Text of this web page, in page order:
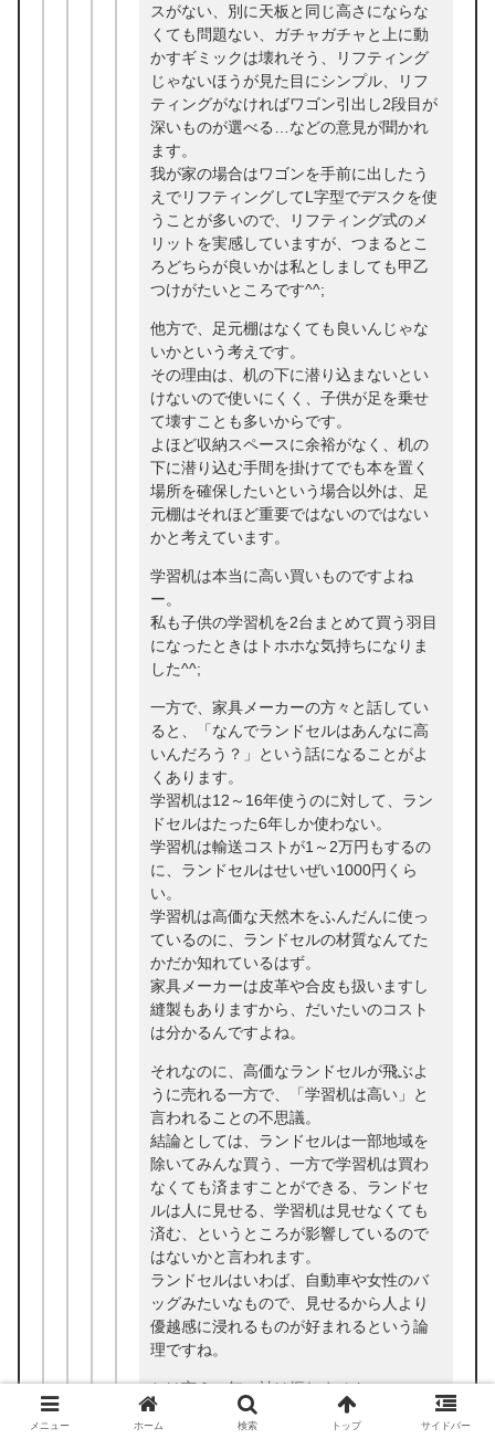
スがない、別に天板と同じ高さにならな
くても問題ない、ガチャガチャと上に動
かすギミックは壊れそう、リフティング
じゃないほうが見た目にシンプル、リフ
ティングがなければワゴン引出し2段目が
深いものが選べる…などの意見が聞かれ
ます。
我が家の場合はワゴンを手前に出したう
えでリフティングしてL字型でデスクを使
うことが多いので、リフティング式のメ
リットを実感していますが、つまるとこ
ろどちらが良いかは私としましても甲乙
つけがたいところです^^;
他方で、足元棚はなくても良いんじゃな
いかという考えです。
その理由は、机の下に潜り込まないとい
けないので使いにくく、子供が足を乗せ
て壊すことも多いからです。
よほど収納スペースに余裕がなく、机の
下に潜り込む手間を掛けてでも本を置く
場所を確保したいという場合以外は、足
元棚はそれほど重要ではないのではない
かと考えています。
学習机は本当に高い買いものですよね
ー。
私も子供の学習机を2台まとめて買う羽目
になったときはトホホな気持ちになりま
した^^;
一方で、家具メーカーの方々と話してい
ると、「なんでランドセルはあんなに高
いんだろう？」という話になることがよ
くあります。
学習机は12～16年使うのに対して、ラン
ドセルはたった6年しか使わない。
学習机は輸送コストが1～2万円もするの
に、ランドセルはせいぜい1000円くら
い。
学習机は高価な天然木をふんだんに使っ
ているのに、ランドセルの材質なんてた
かだか知れているはず。
家具メーカーは皮革や合皮も扱いますし
縫製もありますから、だいたいのコスト
は分かるんですよね。
それなのに、高価なランドセルが飛ぶよ
うに売れる一方で、「学習机は高い」と
言われることの不思議。
結論としては、ランドセルは一部地域を
除いてみんな買う、一方で学習机は買わ
なくても済ますことができる、ランドセ
ルは人に見せる、学習机は見せなくても
済む、というところが影響しているので
はないかと言われます。
ランドセルはいわば、自動車や女性のバ
ッグみたいなもので、見せるから人より
優越感に浸れるものが好まれるという論
理ですね。
とは言え、無い袖は振れません。
ランドセルの平均購入価格が4万円台、学
習机は7万円台と言われますから、6万円
メニュー ホーム 検索 トップ サイドバー